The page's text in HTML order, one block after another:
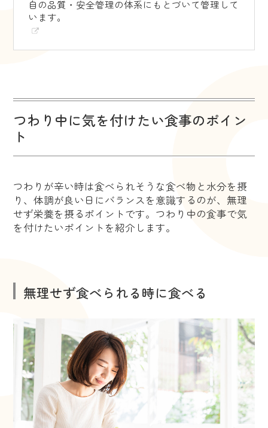
自の品質・安全管理の体系にもとづいて管理して
います。
つわり中に気を付けたい食事のポイン
ト
つわりが辛い時は食べられそうな食べ物と水分を摂
り、体調が良い日にバランスを意識するのが、無理
せず栄養を摂るポイントです。つわり中の食事で気
を付けたいポイントを紹介します。
無理せず食べられる時に食べる